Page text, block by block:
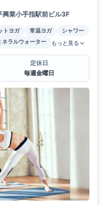
業小手指駅前ビル3F
トヨガ 常温ヨガ
シャワー
ネラルウォーター もっと見る
定休日
毎週金曜日